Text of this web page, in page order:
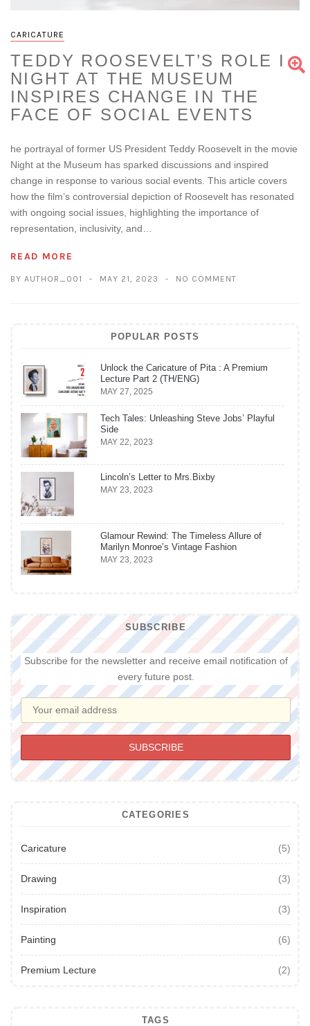
CARICATURE
TEDDY ROOSEVELT’S ROLE IN
NIGHT AT THE MUSEUM
INSPIRES CHANGE IN THE
FACE OF SOCIAL EVENTS
he portrayal of former US President Teddy Roosevelt in the movie
Night at the Museum has sparked discussions and inspired
change in response to various social events. This article covers
how the film’s controversial depiction of Roosevelt has resonated
with ongoing social issues, highlighting the importance of
representation, inclusivity, and…
READ MORE
BY AUTHOR_001 MAY 21, 2023 NO COMMENT
POPULAR POSTS
Unlock the Caricature of Pita : A Premium
Lecture Part 2 (TH/ENG)
MAY 27, 2025
Tech Tales: Unleashing Steve Jobs’ Playful
Side
MAY 22, 2023
Lincoln’s Letter to Mrs.Bixby
MAY 23, 2023
Glamour Rewind: The Timeless Allure of
Marilyn Monroe’s Vintage Fashion
MAY 23, 2023
SUBSCRIBE
Subscribe for the newsletter and receive email notification of
every future post.
CATEGORIES
Caricature (5)
Drawing (3)
Inspiration (3)
Painting (6)
Premium Lecture (2)
TAGS